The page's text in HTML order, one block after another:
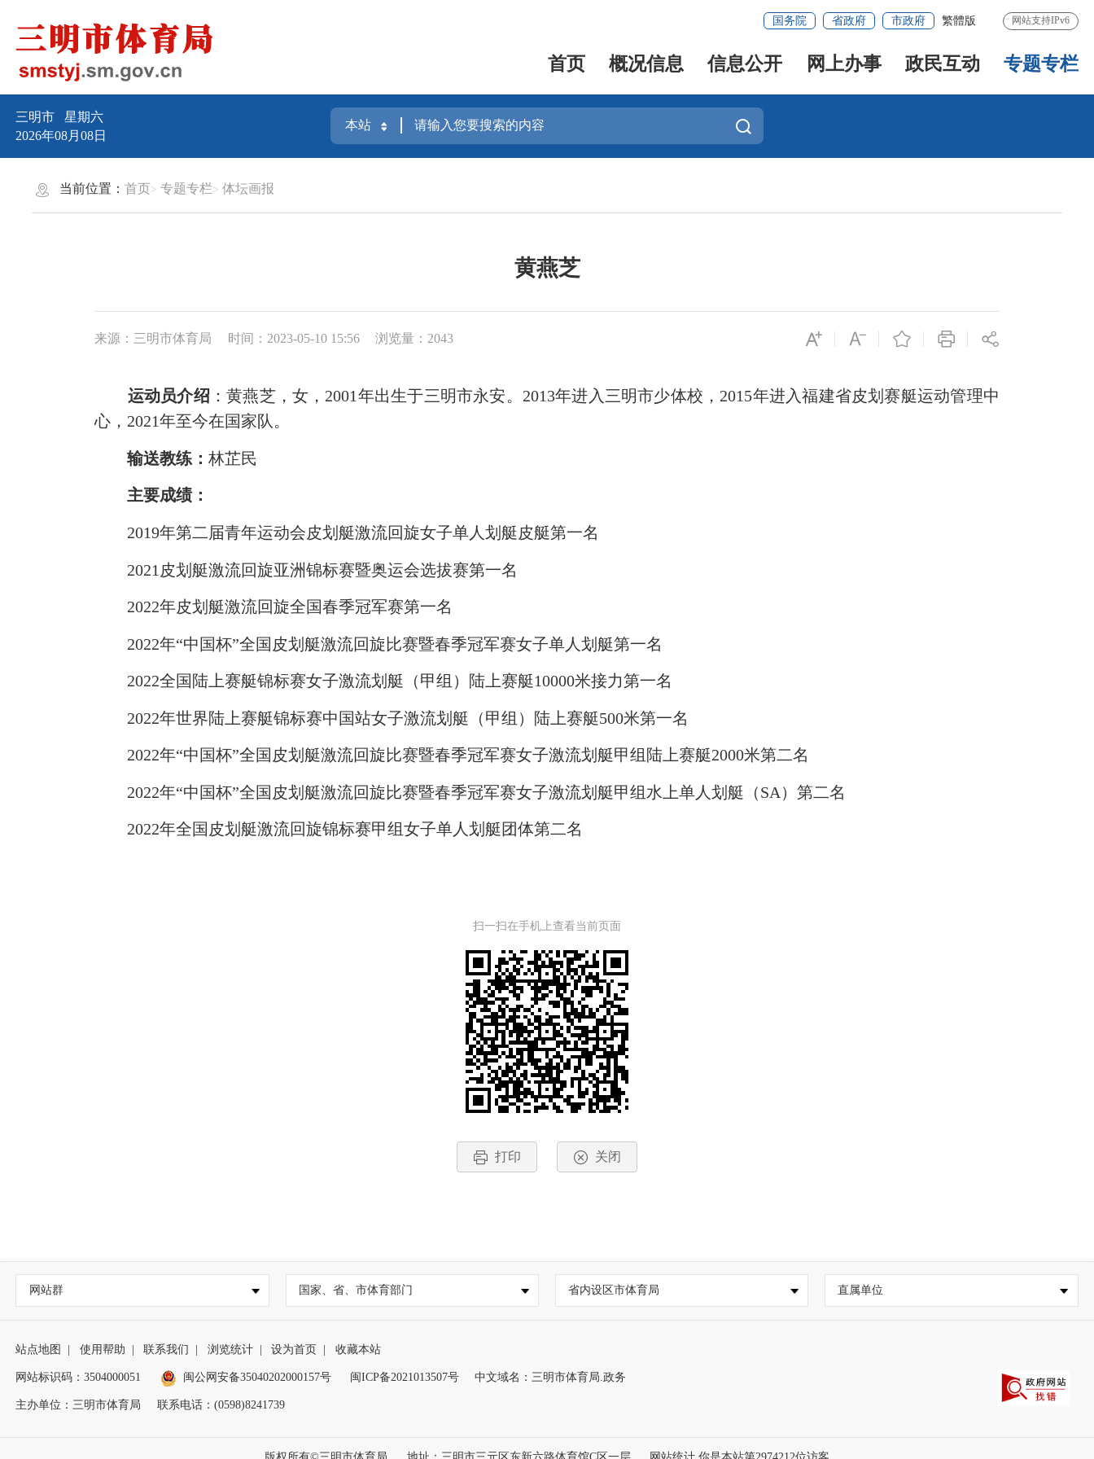
国务院 省政府 市政府 繁體版 网站支持IPv6
首页 概况信息 信息公开 网上办事 政民互动 专题专栏
三明市星期六
2026年08月08日
当前位置：首页 专题专栏 体坛画报
黄燕芝
来源：三明市体育局 时间：2023-05-10 15:56 浏览量：2043
运动员介绍：黄燕芝，女，2001年出生于三明市永安。2013年进入三明市少体校，2015年进入福建省皮划赛艇运动管理中
心，2021年至今在国家队。
输送教练：林芷民
主要成绩：
2019年第二届青年运动会皮划艇激流回旋女子单人划艇皮艇第一名
2021皮划艇激流回旋亚洲锦标赛暨奥运会选拔赛第一名
2022年皮划艇激流回旋全国春季冠军赛第一名
2022年“中国杯”全国皮划艇激流回旋比赛暨春季冠军赛女子单人划艇第一名
2022全国陆上赛艇锦标赛女子激流划艇（甲组）陆上赛艇10000米接力第一名
2022年世界陆上赛艇锦标赛中国站女子激流划艇（甲组）陆上赛艇500米第一名
2022年“中国杯”全国皮划艇激流回旋比赛暨春季冠军赛女子激流划艇甲组陆上赛艇2000米第二名
2022年“中国杯”全国皮划艇激流回旋比赛暨春季冠军赛女子激流划艇甲组水上单人划艇（SA）第二名
2022年全国皮划艇激流回旋锦标赛甲组女子单人划艇团体第二名
扫一扫在手机上查看当前页面
打印 关闭
网站群 国家、省、市体育部门 省内设区市体育局 直属单位
站点地图 使用帮助 联系我们 浏览统计 设为首页 收藏本站
网站标识码：3504000051 闽公网安备35040202000157号 闽ICP备2021013507号 中文域名：三明市体育局.政务
主办单位：三明市体育局 联系电话：(0598)8241739